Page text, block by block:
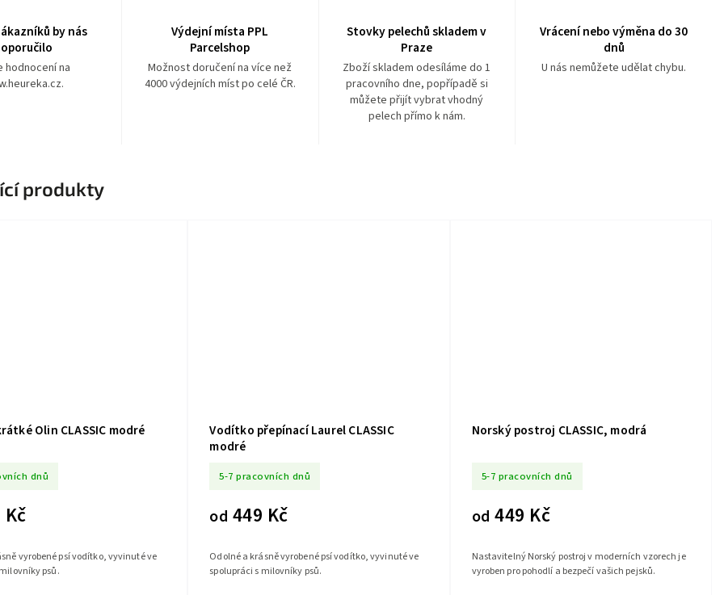
by nás
hodnocení na
Výdejní místa PPL
Parcelshop
Možnost doručení na více než
4000 výdejních míst po celé ČR.
Stovky pelechů skladem v
Praze
Zboží skladem odesíláme do 1
pracovního dne, popřípadě si
můžete přijít vybrat vhodný
pelech přímo k nám.
Vrácení nebo výměna do 30
dnů
U nás nemůžete udělat chybu.
produkty
Olin CLASSIC modré
dnů
vyrobené psí vodítko, vyvinuté ve
psů.
Vodítko přepínací Laurel CLASSIC
modré
5-7 pracovních dnů
od 449 Kč
Odolné a krásně vyrobené psí vodítko, vyvinuté ve
spolupráci s milovníky psů.
Norský postroj CLASSIC, modrá
5-7 pracovních dnů
od 449 Kč
Nastavitelný Norský postroj v moderních vzorech je
vyroben pro pohodlí a bezpečí vašich pejsků.